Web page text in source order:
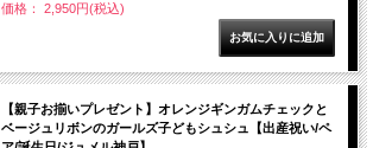
価格： 2,950円(税込)
【親子お揃いプレゼント】オレンジギンガムチェックと
ベージュリボンのガールズ子どもシュシュ【出産祝い/ペ